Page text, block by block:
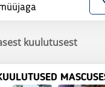
kuulutusest